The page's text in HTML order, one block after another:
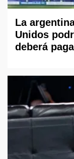
La
Unidos
deberá